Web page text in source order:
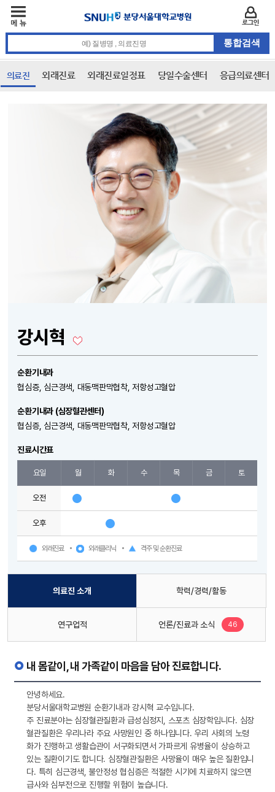
의료진 외래진료 외래진료일정표 당일수술센터 응급의료센터
강시혁
순환기내과
협심증, 심근경색, 대동맥판막협착, 저항성고혈압
순환기내과 (심장혈관센터)
협심증, 심근경색, 대동맥판막협착, 저항성고혈압
진료시간표
요일 월 화 수 목 금 토
오전
오후
외래진료 외래클리닉 격주 및 순환진료
의료진 소개 학력/경력/활동
연구업적 언론/진료과 소식 46
내 몸같이, 내 가족같이 마음을 담아 진료합니다.
안녕하세요.
분당서울대학교병원 순환기내과 강시혁 교수입니다.
주 진료분야는 심장혈관질환과 급성심정지, 스포츠 심장학입니다. 심장
혈관질환은 우리나라 주요 사망원인 중 하나입니다. 우리 사회의 노령
화가 진행하고 생활습관이 서구화되면서 가파르게 유병율이 상승하고
있는 질환이기도 합니다. 심장혈관질환은 사망율이 매우 높은 질환입니
다. 특히 심근경색, 불안정성 협심증은 적절한 시기에 치료하지 않으면
급사와 심부전으로 진행할 위험이 높습니다.